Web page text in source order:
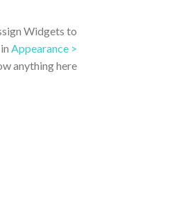
Widgets to
in Appearance >
anything here